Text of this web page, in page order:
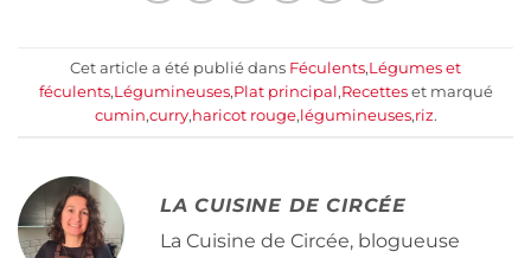
Cet article a été publié dans Féculents,Légumes et
féculents,Légumineuses,Plat principal ,Recetteset marqué
cumin,curry,haricot rouge,légumineuses,riz.
LA CUISINE DE CIRCÉE
La Cuisine de Circée, blogueuse